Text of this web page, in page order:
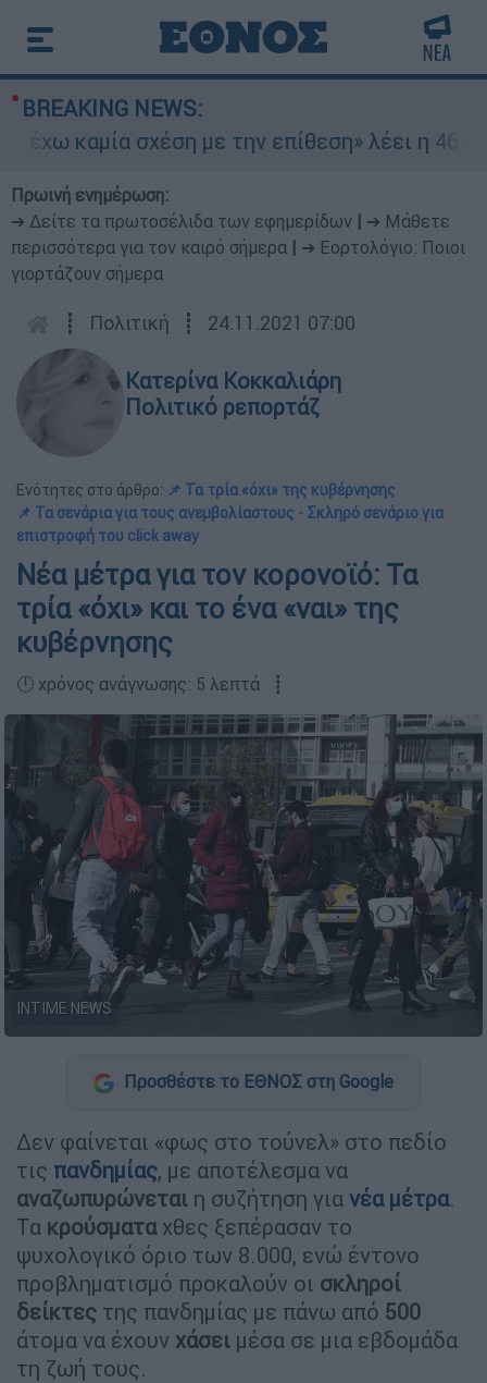
BREAKING NEWS:
καμία σχέση με την επίθεση» λέει η 46χρονη
Πρωινή ενημέρωση:
➔ Δείτε τα πρωτοσέλιδα των εφημερίδων
➔ Μάθετε
περισσότερα για τον καιρό σήμερα
➔ Εορτολόγιο: Ποιοι
γιορτάζουν σήμερα
┋ Πολιτική ┋ 24.11.2021 07:00
Κατερίνα Κοκκαλιάρη
Πολιτικό ρεπορτάζ
Ενότητες στο άρθρο: 📌 Τα τρία «όχι» της κυβέρνησης
📌 Τα σενάρια για τους ανεμβολίαστους - Σκληρό σενάριο για
επιστροφή του click away
Νέα μέτρα για τον κορονοϊό: Τα
τρία «όχι» και το ένα «ναι» της
κυβέρνησης
🕛 χρόνος ανάγνωσης: 5 λεπτά ┋
INTIME NEWS
Προσθέστε το ΕΘΝΟΣ στη Google
Δεν φαίνεται «φως στο τούνελ» στο πεδίο
τις πανδημίας, με αποτέλεσμα να
αναζωπυρώνεται η συζήτηση για νέα μέτρα.
Τα κρούσματαχθες ξεπέρασαν το
ψυχολογικό όριο των 8.000, ενώ έντονο
προβληματισμό προκαλούν οι σκληροί
δείκτες της πανδημίας με πάνω από 500
άτομα να έχουν χάσει μέσα σε μια εβδομάδα
τη ζωή τους.